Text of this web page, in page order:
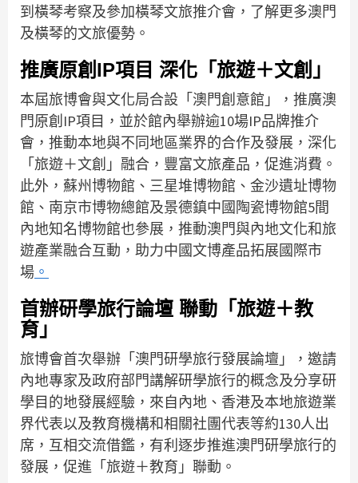
到橫琴考察及參加橫琴文旅推介會，了解更多澳門
及橫琴的文旅優勢。
推廣原創IP項目 深化「旅遊＋文創」
本屆旅博會與文化局合設「澳門創意館」，推廣澳
門原創IP項目，並於館內舉辦逾10場IP品牌推介
會，推動本地與不同地區業界的合作及發展，深化
「旅遊＋文創」融合，豐富文旅產品，促進消費。
此外，蘇州博物館、三星堆博物館、金沙遺址博物
館、南京市博物總館及景德鎮中國陶瓷博物館5間
內地知名博物館也參展，推動澳門與內地文化和旅
遊產業融合互動，助力中國文博產品拓展國際市
場 。
首辦研學旅行論壇 聯動「旅遊＋教
育」
旅博會首次舉辦「澳門研學旅行發展論壇」，邀請
內地專家及政府部門講解研學旅行的概念及分享研
學目的地發展經驗，來自內地、香港及本地旅遊業
界代表以及教育機構和相關社團代表等約130人出
席，互相交流借鑑，有利逐步推進澳門研學旅行的
發展，促進「旅遊＋教育」聯動。